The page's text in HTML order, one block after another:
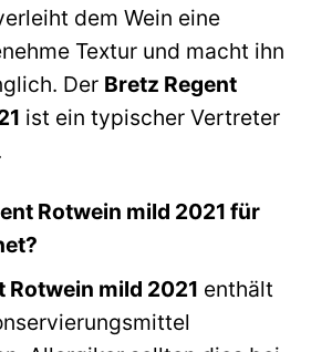
dem Wein eine
Textur und macht ihn
Der Bretz Regent
ist ein typischer Vertreter
Rotwein mild 2021 für
Rotwein mild 2021 enthält